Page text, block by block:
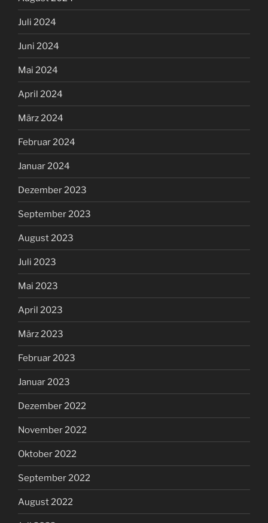
Januar 2024
Dezember 2023
September 2023
August 2023
Juli 2023
Mai 2023
April 2023
März 2023
Februar 2023
Januar 2023
Dezember 2022
November 2022
Oktober 2022
September 2022
August 2022
Juli 2022
Juni 2022
Mai 2022
April 2022
März 2022
Januar 2022